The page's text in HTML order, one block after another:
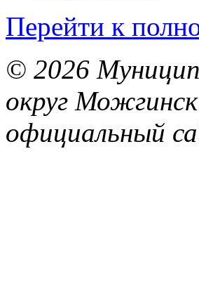
Перейти к
© 2026
округ
официальный